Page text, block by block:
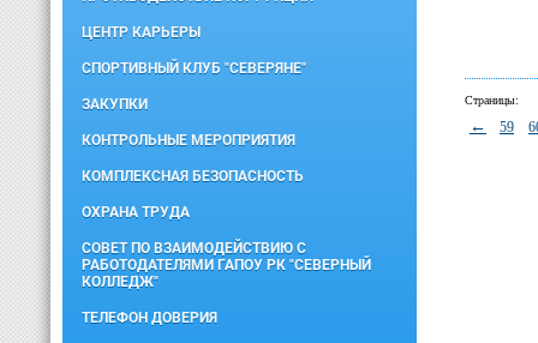
ЦЕНТР КАРЬЕРЫ
СПОРТИВНЫЙ КЛУБ "СЕВЕРЯНЕ"
ЗАКУПКИ
КОНТРОЛЬНЫЕ МЕРОПРИЯТИЯ
КОМПЛЕКСНАЯ БЕЗОПАСНОСТЬ
ОХРАНА ТРУДА
СОВЕТ ПО ВЗАИМОДЕЙСТВИЮ С
РАБОТОДАТЕЛЯМИ ГАПОУ РК "СЕВЕРНЫЙ
КОЛЛЕДЖ"
ТЕЛЕФОН ДОВЕРИЯ
Страницы:
← 59